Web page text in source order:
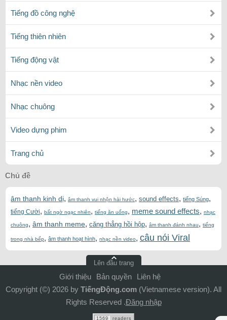
Tiếng đồ công nghệ
Tiếng thiên nhiên
Tiếng động vật
Nhạc nền video
Nhạc chuông
Video dựng phim
Trang chủ
Chủ đề
âm thanh kinh dị, âm thanh vui nhộn hài hước, sound effects, tiếng Súng,
tiếng Cười, bất ngờ ngạc nhiên, tiếng ăn uống, meme sound effects, nhạc
chuông, âm thanh meme, căng thẳng hồi hộp, âm thanh đánh nhau, tiếng
trong nhà bếp, âm thanh hoạt hình, nhạc nền video, câu nói Viral
Lên đầu trang
Giới thiệu Bản quyền
Liên hệ
Copyright (©) 2026 by TiếngĐộng.com (Vietnamese version). All
Rights Reserved .Đăng nhập
1569 readers